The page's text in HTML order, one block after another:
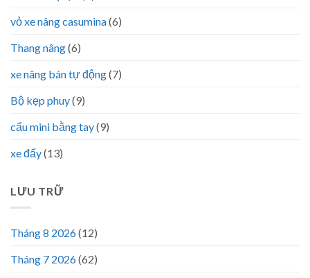
vỏ xe nâng casumina(6)
Thang nâng(6)
xe nâng bán tự động(7)
Bộ kẹp phuy(9)
cẩu mini bằng tay(9)
xe đẩy(13)
LƯU TRỮ
Tháng 8 2026(12)
Tháng 7 2026(62)